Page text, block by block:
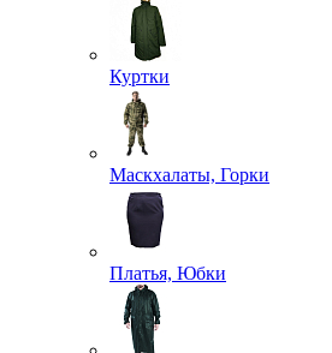
Куртки
Маскхалаты, Горки
Платья, Юбки